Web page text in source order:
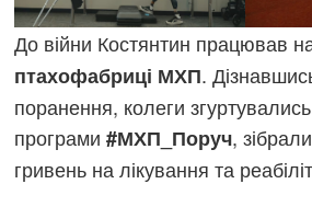
До війни Костянтин працював
птахофабриці МХП.
поранення, колеги
програми#МХП_Поруч,
гривень на лікування та